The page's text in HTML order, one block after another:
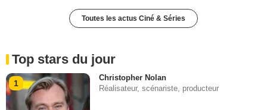
Toutes les actus Ciné & Séries
Top stars du jour
1
Christopher Nolan
Réalisateur, scénariste, producteur